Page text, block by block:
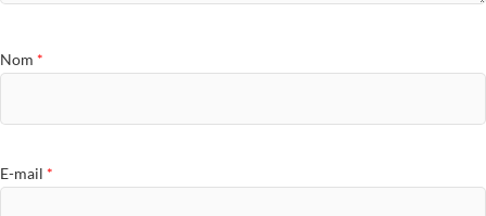
Nom *
E-mail *